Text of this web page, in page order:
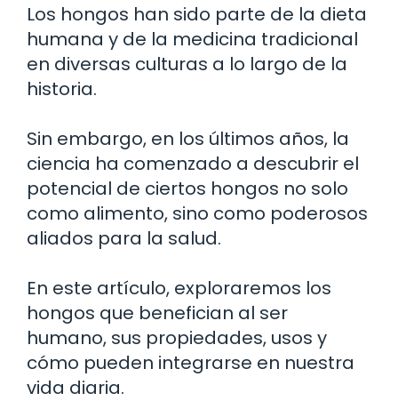
Los hongos han sido parte de la dieta
humana y de la medicina tradicional
en diversas culturas a lo largo de la
historia.
Sin embargo, en los últimos años, la
ciencia ha comenzado a descubrir el
potencial de ciertos hongos no solo
como alimento, sino como poderosos
aliados para la salud.
En este artículo, exploraremos los
hongos que benefician al ser
humano, sus propiedades, usos y
cómo pueden integrarse en nuestra
vida diaria.